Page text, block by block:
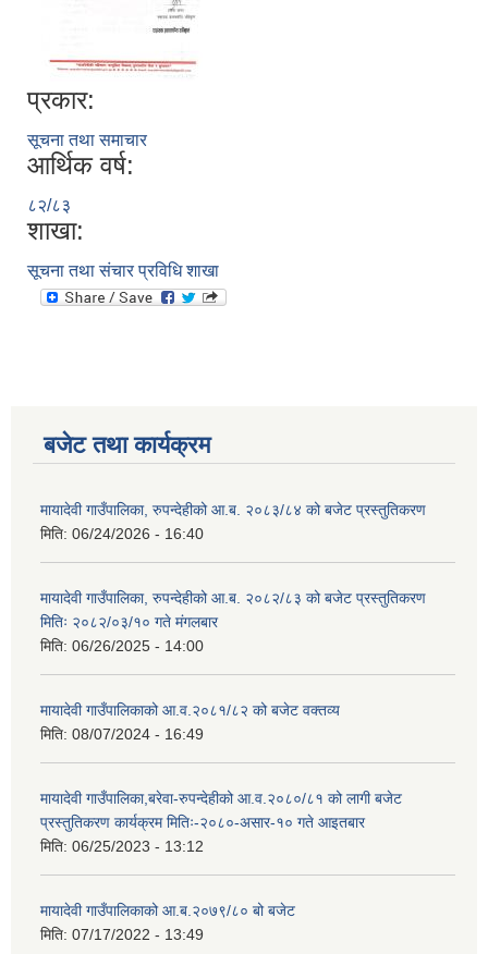
प्रकार:
सूचना तथा समाचार
आर्थिक वर्ष:
८२/८३
शाखा:
सूचना तथा संचार प्रविधि शाखा
बजेट तथा कार्यक्रम
मायादेवी गाउँपालिका, रुपन्देहीको आ.ब. २०८३/८४ को बजेट प्रस्तुतिकरण
मिति: 06/24/2026 - 16:40
मायादेवी गाउँपालिका, रुपन्देहीको आ.ब. २०८२/८३ को बजेट प्रस्तुतिकरण
मितिः २०८२/०३/१० गते मंगलबार
मिति: 06/26/2025 - 14:00
मायादेवी गाउँपालिकाको आ.व.२०८१/८२ को बजेट वक्तव्य
मिति: 08/07/2024 - 16:49
मायादेवी गाउँपालिका,बरेवा-रुपन्देहीको आ.व.२०८०/८१ को लागी बजेट
प्रस्तुतिकरण कार्यक्रम मितिः-२०८०-असार-१० गते आइतबार
मिति: 06/25/2023 - 13:12
मायादेवी गाउँपालिकाको आ.ब.२०७९/८० बो बजेट
मिति: 07/17/2022 - 13:49